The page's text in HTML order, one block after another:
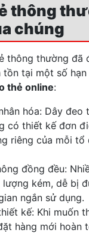
thông
chúng
thông thường đã
tồn tại một số
thẻ online:
hóa: Dây đeo
có thiết kế đơn
riêng của mỗi tổ
đồng đều:
kém, dễ bị
ngắn sử dụng.
kế: Khi muốn
hàng mới hoàn